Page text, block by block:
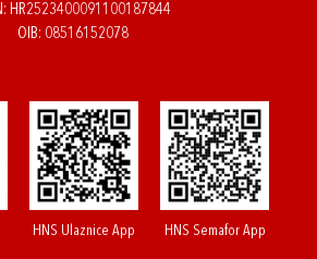
HR2523400091100187844
OIB: 08516152078
HNS Ulaznice App HNS Semafor App